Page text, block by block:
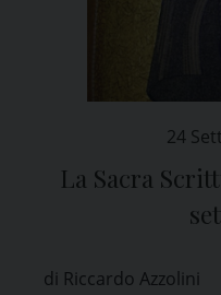
24
La Sacra
di Riccardo Azzolini